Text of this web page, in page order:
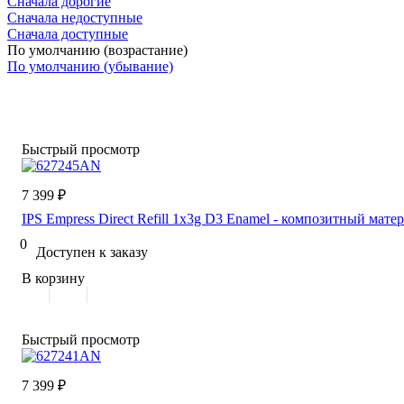
Сначала недоступные
Сначала доступные
По умолчанию (возрастание)
По умолчанию (убывание)
Быстрый просмотр
7 399 ₽
IPS Empress Direct Refill 1x3g D3 Enamel - композитный
0
Доступен к заказу
В корзину
Быстрый просмотр
7 399 ₽